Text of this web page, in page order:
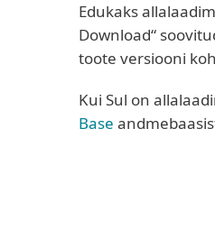
Edukaks
Download“
toote versiooni
Kui Sul on
Base